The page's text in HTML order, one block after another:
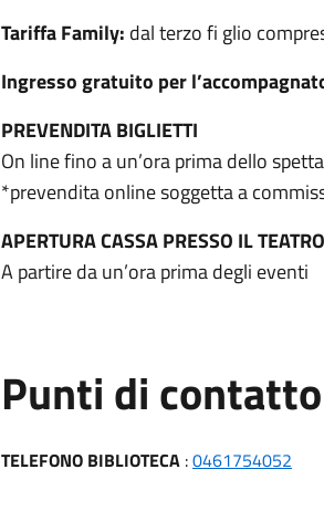
Tariffa Family: dal terzo fi glio
Ingresso gratuito per
PREVENDITA BIGLIETTI
On line fino a un’ora prima dello
*prevendita online soggetta a
APERTURA CASSA PRESSO IL TEATRO
A partire da un’ora prima degli eventi
Punti di contatto
TELEFONO BIBLIOTECA:0461754052